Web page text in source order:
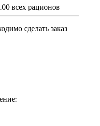
всех рационов
сделать заказ